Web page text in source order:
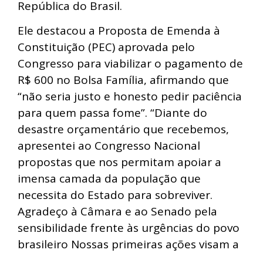
República do Brasil.
Ele destacou a Proposta de Emenda à
Constituição (PEC) aprovada pelo
Congresso para viabilizar o pagamento de
R$ 600 no Bolsa Família, afirmando que
“não seria justo e honesto pedir paciência
para quem passa fome”. “Diante do
desastre orçamentário que recebemos,
apresentei ao Congresso Nacional
propostas que nos permitam apoiar a
imensa camada da população que
necessita do Estado para sobreviver.
Agradeço à Câmara e ao Senado pela
sensibilidade frente às urgências do povo
brasileiro Nossas primeiras ações visam a